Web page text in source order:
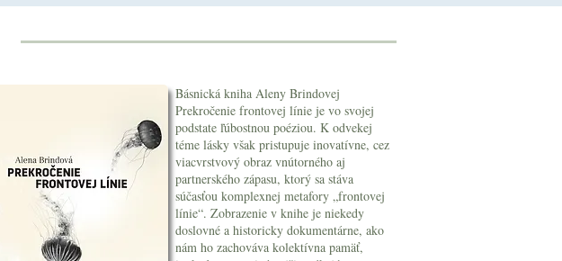
Básnická kniha Aleny Brindovej
Prekročenie frontovej línie je vo svojej
podstate ľúbostnou poéziou. K odvekej
téme lásky však pristupuje inovatívne, cez
viacvrstvový obraz vnútorného aj
partnerského zápasu, ktorý sa stáva
súčasťou komplexnej metafory „frontovej
línie“. Zobrazenie v knihe je niekedy
doslovné a historicky dokumentárne, ako
nám ho zachováva kolektívna pamäť,